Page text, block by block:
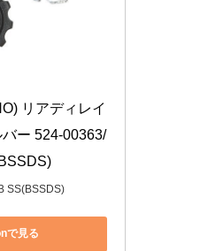
リアディレイ
ー 524-00363/
SS(BSSDS)
で見る